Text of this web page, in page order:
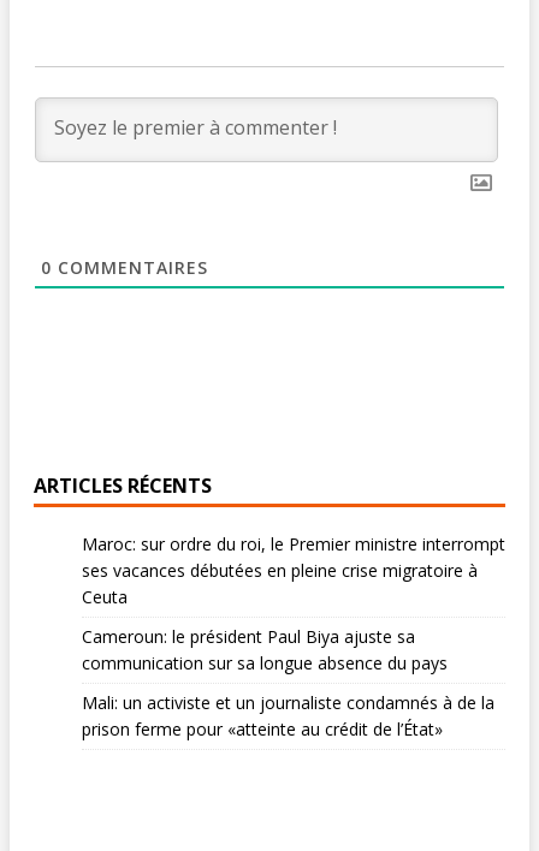
0 COMMENTAIRES
ARTICLES RÉCENTS
Maroc: sur ordre du roi, le Premier ministre interrompt
ses vacances débutées en pleine crise migratoire à
Ceuta
Cameroun: le président Paul Biya ajuste sa
communication sur sa longue absence du pays
Mali: un activiste et un journaliste condamnés à de la
prison ferme pour «atteinte au crédit de l’État»